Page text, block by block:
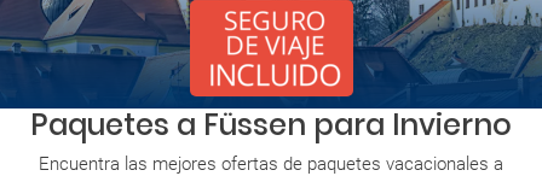
Paquetes a Füssen para Invierno
Encuentra las mejores ofertas de paquetes vacacionales a